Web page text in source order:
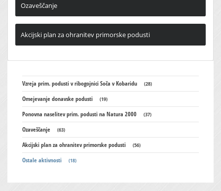
Ozaveščanje
Akcijski plan za ohranitev primorske podusti
Vzreja prim. podusti v ribogojnici Soča v Kobaridu (28)
Omejevanje donavske podusti (19)
Ponovna naselitev prim. podusti na Natura 2000 (37)
Ozaveščanje (63)
Akcijski plan za ohranitev primorske podusti (56)
Ostale aktivnosti (18)